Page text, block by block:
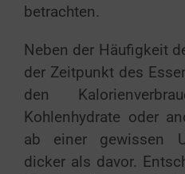
betrachten.
Neben der Häufigkeit
der Zeitpunkt des
den
Kohlenhydrate oder
ab einer gewissen
dicker als davor.